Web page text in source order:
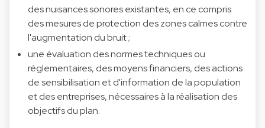
des nuisances sonores existantes, en ce compris
des mesures de protection des zones calmes contre
l'augmentation du bruit ;
une évaluation des normes techniques ou
réglementaires, des moyens financiers, des actions
de sensibilisation et d'information de la population
et des entreprises, nécessaires à la réalisation des
objectifs du plan.